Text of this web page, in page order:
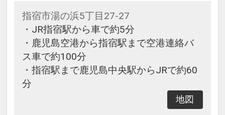
指宿市湯の浜5丁目27-27
・JR指宿駅から車で約5分
・鹿児島空港から指宿駅まで空港連絡バ
ス車で約100分
・指宿駅まで鹿児島中央駅からJRで約60
分
地図